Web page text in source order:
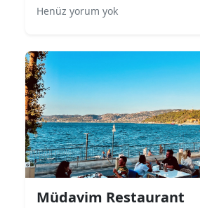
mekan; aile yemekleri, iş
çok tercih edilen
Henüz yorum yok
Müdavim Restaurant